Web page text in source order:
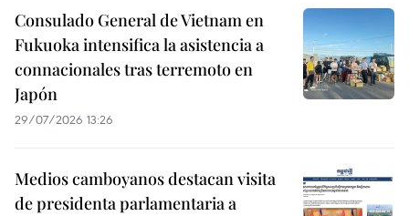
Consulado General de Vietnam en
Fukuoka intensifica la asistencia a
connacionales tras terremoto en
Japón
29/07/2026 13:26
Medios camboyanos destacan visita
de presidenta parlamentaria a